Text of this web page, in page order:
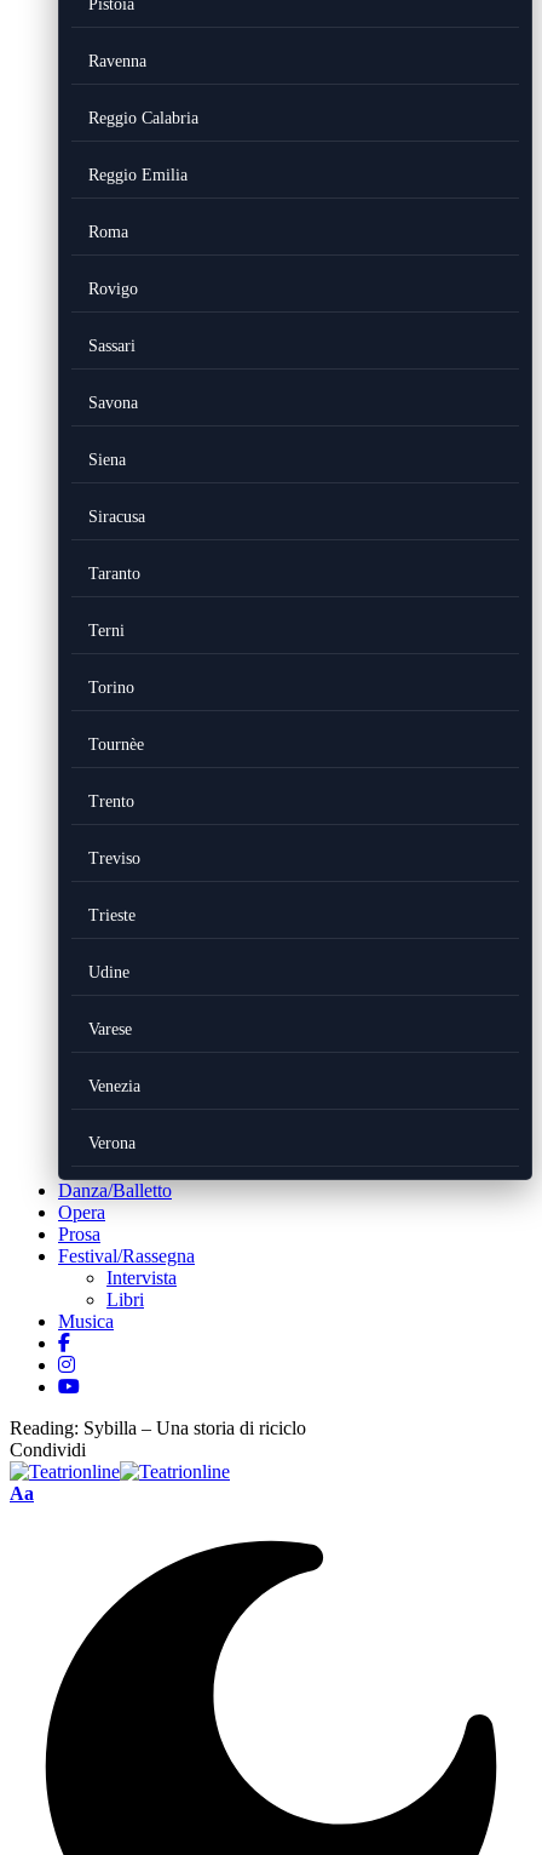
Pistoia
Ravenna
Reggio Calabria
Reggio Emilia
Roma
Rovigo
Sassari
Savona
Siena
Siracusa
Taranto
Terni
Torino
Tournèe
Trento
Treviso
Trieste
Udine
Varese
Venezia
Verona
Danza/Balletto
Opera
Prosa
Festival/Rassegna
Intervista
Libri
Musica
Reading: Sybilla – Una storia di riciclo
Condividi
Font
Aa